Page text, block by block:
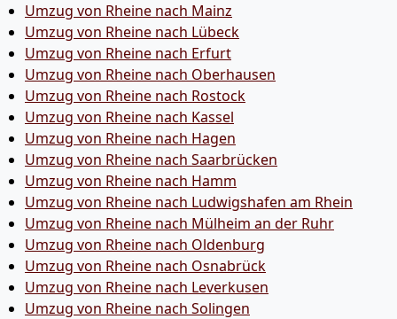
Umzug von Rheine nach Mainz
Umzug von Rheine nach Lübeck
Umzug von Rheine nach Erfurt
Umzug von Rheine nach Oberhausen
Umzug von Rheine nach Rostock
Umzug von Rheine nach Kassel
Umzug von Rheine nach Hagen
Umzug von Rheine nach Saarbrücken
Umzug von Rheine nach Hamm
Umzug von Rheine nach Ludwigshafen am Rhein
Umzug von Rheine nach Mülheim an der Ruhr
Umzug von Rheine nach Oldenburg
Umzug von Rheine nach Osnabrück
Umzug von Rheine nach Leverkusen
Umzug von Rheine nach Solingen